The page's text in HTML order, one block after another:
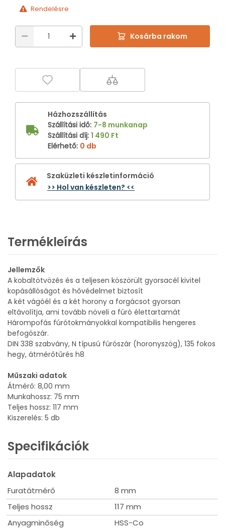
Rendelésre
Kosárba rakom
Házhozszállítás
Szállítási idő: 7-8 munkanap
Szállítási díj: 1 490 Ft
Elérhető: 0 db
Szaküzleti készletinformáció
>> Hol van készleten? <<
Termékleírás
Jellemzők
A kobaltötvözés és a teljesen köszörült gyorsacél kivitel
kopásállóságot és hővédelmet biztosít
A két vágóél és a két horony a forgácsot gyorsan
eltávolítja, ami tovább növeli a fúró élettartamát
Hárompofás fúrótokmányokkal kompatibilis hengeres
befogószár.
DIN 338 szabvány, N típusú fúrószár (horonyszög), 135 fokos
hegy, átmérőtűrés h8
Műszaki adatok
Átmérő: 8,00 mm
Munkahossz: 75 mm
Teljes hossz: 117 mm
Kiszerelés: 5 db
Specifikációk
Alapadatok
Furatátmérő
8 mm
Teljes hossz
117 mm
Anyagminőség
HSS-Co